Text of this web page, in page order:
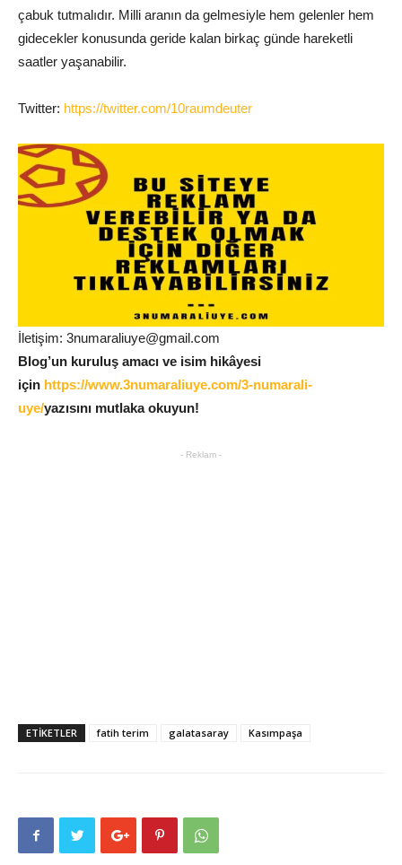
çabuk tutmalıdır. Milli aranın da gelmesiyle hem gelenler hem
gidecekler konusunda geride kalan birkaç günde hareketli
saatler yaşanabilir.
Twitter: https://twitter.com/10raumdeuter
İletişim: 3numaraliuye@gmail.com
Blog’un kuruluş amacı ve isim hikâyesi
için https://www.3numaraliuye.com/3-numarali-
uye/yazısını mutlaka okuyun!
- Reklam -
ETIKETLER fatih terim galatasaray Kasımpaşa